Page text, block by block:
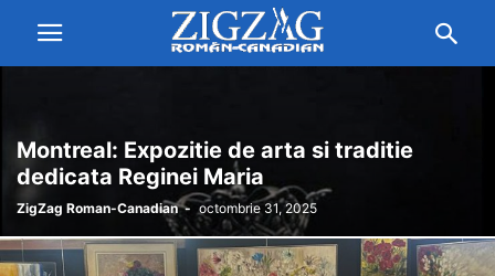
Montreal: Expozitie de arta si traditie
dedicata Reginei Maria
ZigZag Roman-Canadian - octombrie 31, 2025